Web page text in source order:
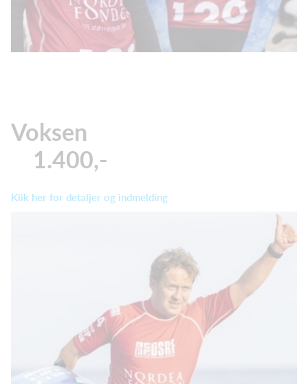
Voksen
1.400,-
Klik her for detaljer og indmelding